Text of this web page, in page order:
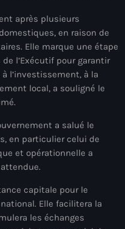
après plusieurs
en raison de
Elle marque une étape
l’Exécutif pour garantir
l’investissement, à la
local, a souligné le
a salué le
en particulier celui de
et opérationnelle a
capitale pour le
Elle facilitera la
les échanges